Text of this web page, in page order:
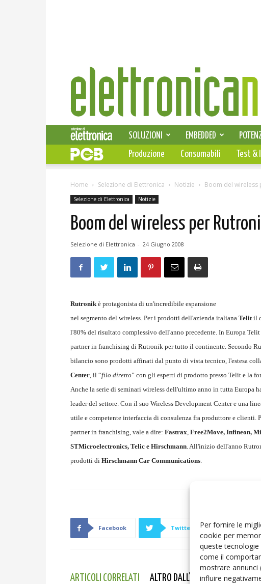
Per fornire le
cookie per
queste
come il
mostrare annunci
influire
Elettronica
News
SOLUZIONI EMBEDDED
PCB
Produzione Consumabili Test
Home Selezione di Elettronica Notizie Boom del wireless
Selezione di Elettronica Notizie
Boom del wireless per
Selezione di Elettronica - 24 Giugno 2008
Rutronik è protagonista di un'incredibile espansione
nel segmento del wireless. Per i prodotti dell'azienda italiana Telitil
l'80% del risultato complessivo dell'anno precedente. In Europa
partner in franchising di Rutronik per tutto il continente. Secondo
bilancio sono prodotti affinati dal punto di vista tecnico, l'estesa
Center, il “filo diretto” con gli esperti di prodotto presso Telit e la
Anche la serie di seminari wireless dell'ultimo anno in tutta Europa
leader del settore. Con il suo Wireless Development Center e una
utile e competente interfaccia di consulenza fra produttore e
partner in franchising, vale a dire: Fastrax, Free2Move, Infineon,
STMicroelectronics, Telic e Hirschmann. All'inizio dell'anno
prodotti di Hirschmann Car Communications.
Facebook Twitter
ARTICOLI CORRELATI ALTRO DALL'AUTORE